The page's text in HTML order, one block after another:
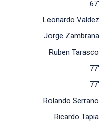
67'
Leonardo Valdez
Jorge Zambrana
Ruben Tarasco
77'
77'
Rolando Serrano
Ricardo Tapia